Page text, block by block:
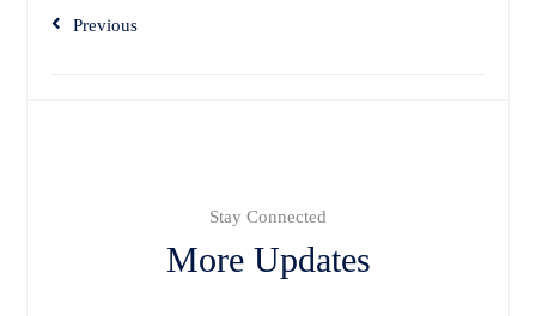
Previous
Stay Connected
More Updates